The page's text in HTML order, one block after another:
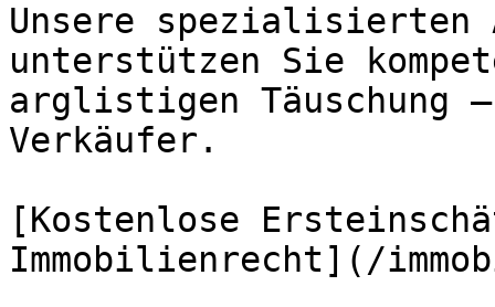
Unsere spezialisierten
unterstützen Sie
arglistigen Täuschung
Verkäufer.
[Kostenlose
Immobilienrecht](/